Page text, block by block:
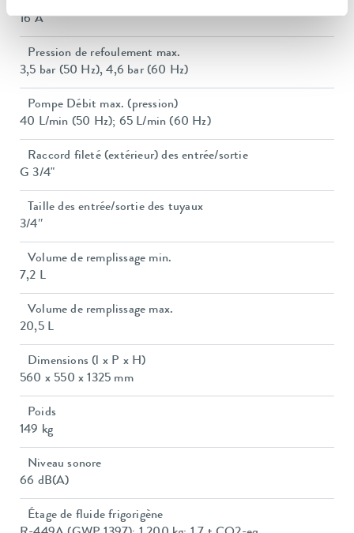
16 A
Pression de refoulement max.
3,5 bar (50 Hz), 4,6 bar (60 Hz)
Pompe Débit max. (pression)
40 L/min (50 Hz); 65 L/min (60 Hz)
Raccord fileté (extérieur) des entrée/sortie
G 3/4"
Taille des entrée/sortie des tuyaux
3/4″
Volume de remplissage min.
7,2 L
Volume de remplissage max.
20,5 L
Dimensions (l x P x H)
560 x 550 x 1325 mm
Poids
149 kg
Niveau sonore
66 dB(A)
Étage de fluide frigorigène